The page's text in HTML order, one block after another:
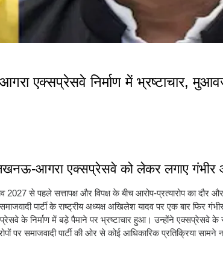
एक्सप्रेसवे निर्माण में भ्रष्टाचार,
आगरा एक्सप्रेसवे को लेकर लगाए गंभीर
2027 से पहले सत्तापक्ष और विपक्ष के बीच आरोप-प्रत्यारोप का दौर
पार्टी के राष्ट्रीय अध्यक्ष अखिलेश यादव पर एक बार फिर
के निर्माण में बड़े पैमाने पर भ्रष्टाचार हुआ। उन्होंने एक्सप्रेसवे
समाजवादी पार्टी की ओर से कोई आधिकारिक प्रतिक्रिया सामने